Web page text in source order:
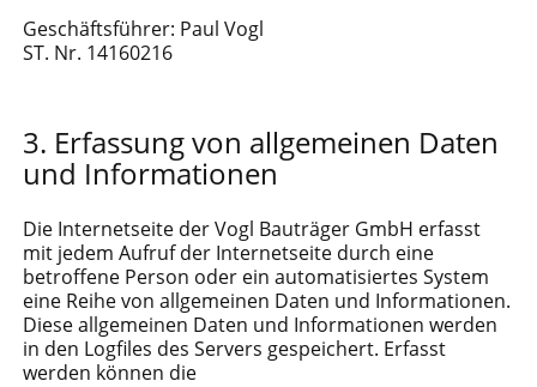
Geschäftsführer: Paul Vogl
ST. Nr. 14160216
Erfassung von allgemeinen Daten
und Informationen
Die Internetseite der Vogl Bauträger GmbH erfasst
mit jedem Aufruf der Internetseite durch eine
betroffene Person oder ein automatisiertes System
eine Reihe von allgemeinen Daten und Informationen.
Diese allgemeinen Daten und Informationen werden
in den Logfiles des Servers gespeichert. Erfasst
werden können die